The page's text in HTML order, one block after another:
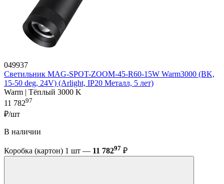
049937
Светильник MAG-SPOT-ZOOM-45-R60-15W Warm3000 (BK,
15-50 deg, 24V) (Arlight, IP20 Металл, 5 лет)
Warm | Тёплый 3000 K
11 78297
₽/шт
В наличии
Коробка (картон) 1 шт — 11 78297 ₽